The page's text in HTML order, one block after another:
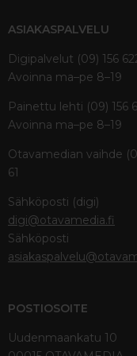
ASIAKASPALVELU
Digipalvelut (09) 156
Avoinna ma–pe 8–19
Painettu lehti (09) 156
Avoinna ma–pe 8–19
Otavamedian vaihde
61
Sähköposti (digi)
digi@otavamedia.fi
Sähköposti
POSTIOSOITE
Uudenmaankatu 10